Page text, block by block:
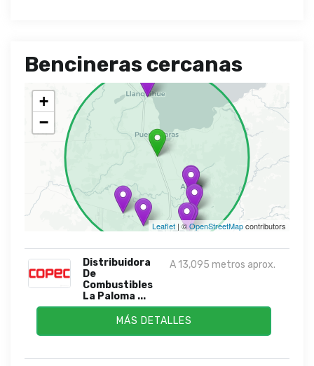
Bencineras cercanas
+
−
Leaflet | ©OpenStreetMapcontributors
Distribuidora
De
Combustibles
La Paloma ...
A 13,095 metros aprox.
MÁS DETALLES